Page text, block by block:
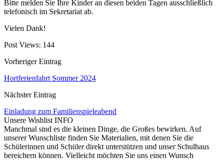
Bitte melden Sie Ihre Kinder an diesen beiden Tagen ausschließlich
telefonisch im Sekretariat ab.
Vielen Dank!
Post Views: 144
Vorheriger Eintrag
Hortferienfahrt Sommer 2024
Nächster Eintrag
Einladung zum Familienspieleabend
Unsere Wishlist INFO
Manchmal sind es die kleinen Dinge, die Großes bewirken. Auf
unserer Wunschliste finden Sie Materialien, mit denen Sie die
Schülerinnen und Schüler direkt unterstützen und unser Schulhaus
bereichern können. Vielleicht möchten Sie uns einen Wunsch